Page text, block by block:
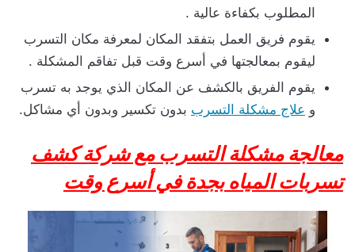
المطلوب بكفاءة عالية .
يقوم فريق العمل بتفقد المكان لمعرفة مكان التسرب
ليقوم بمعالجتها في أسرع وقت قبل تفاقم المشكلة .
يقوم الفريق بالكشف عن المكان الذي يوجد به تسرب
و علاج مشكلة التسرب بدون تكسير وبدون أي مشاكل.
معالجة مشكلة التسرب مع شركة كشف
تسربات المياه بجدة في أسرع وقت